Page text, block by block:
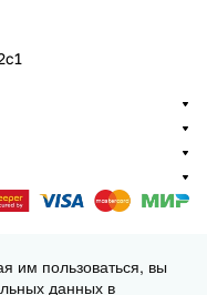
магазин
станков и
им пользоваться, вы
данных в